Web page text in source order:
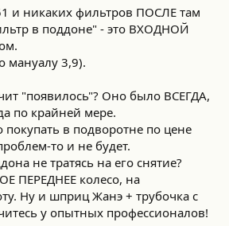
и никаких фильтров ПОСЛЕ там
в поддоне" - это ВХОДНОЙ
мануалу 3,9).
"появилось"? Оно было ВСЕГДА,
по крайней мере.
покупать в подворотне по цене
то и не будет.
не тратясь на его снятие?
ПЕРЕДНЕЕ колесо, на
Ну и шприц Жанэ + трубочка с
у опытных профессионалов!